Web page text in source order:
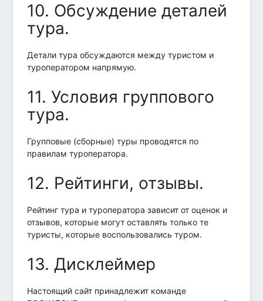
10. Обсуждение деталей
тура.
Детали тура обсуждаются между туристом и
туроператором напрямую.
11. Условия группового
тура.
Групповые (сборные) туры проводятся по
правилам туроператора.
12. Рейтинги, отзывы.
Рейтинг тура и туроператора зависит от оценок и
отзывов, которые могут оставлять только те
туристы, которые воспользовались туром.
13. Дисклеймер
Настоящий сайт принадлежит команде